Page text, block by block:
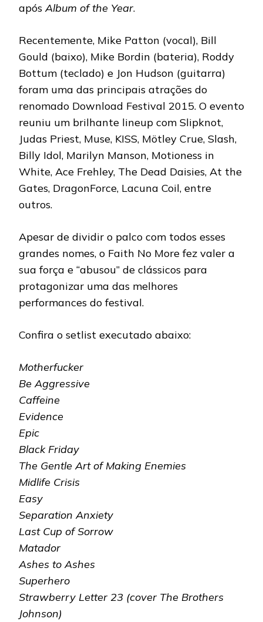
apósAlbum of the Year.
Recentemente, Mike Patton (vocal), Bill
Gould (baixo), Mike Bordin (bateria), Roddy
Bottum (teclado) e Jon Hudson (guitarra)
foram uma das principais atrações do
renomado Download Festival 2015. O evento
reuniu um brilhante lineup com Slipknot,
Judas Priest, Muse, KISS, Mötley Crue, Slash,
Billy Idol, Marilyn Manson, Motioness in
White, Ace Frehley, The Dead Daisies, At the
Gates, DragonForce, Lacuna Coil, entre
outros.
Apesar de dividir o palco com todos esses
grandes nomes, o Faith No More fez valer a
sua força e “abusou” de clássicos para
protagonizar uma das melhores
performances do festival.
Confira o setlist executado abaixo:
Motherfucker
Be Aggressive
Caffeine
Evidence
Epic
Black Friday
The Gentle Art of Making Enemies
Midlife Crisis
Easy
Separation Anxiety
Last Cup of Sorrow
Matador
Ashes to Ashes
Superhero
Strawberry Letter 23 (cover The Brothers
Johnson)